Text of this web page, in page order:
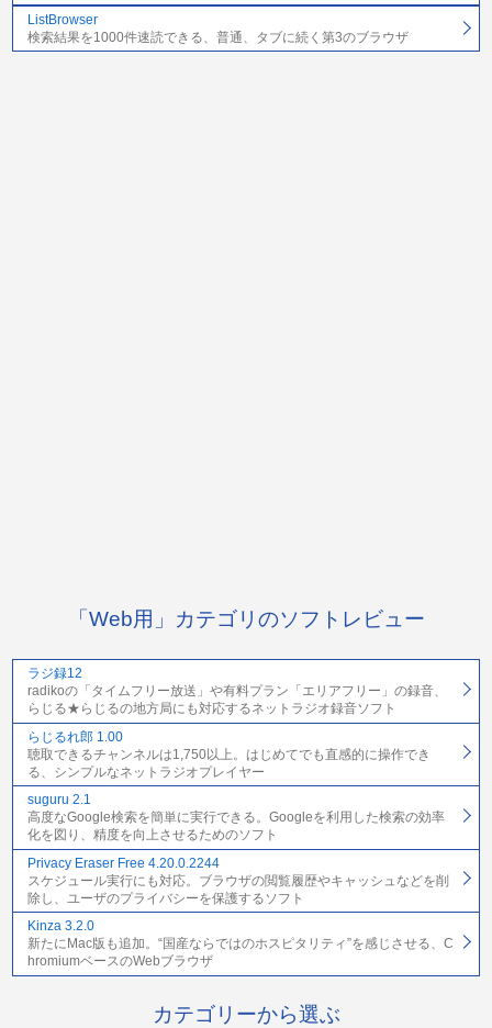
ListBrowser
検索結果を1000件速読できる、普通、タブに続く第3のブラウザ
「Web用」カテゴリのソフトレビュー
ラジ録12
radikoの「タイムフリー放送」や有料プラン「エリアフリー」の録音、
らじる★らじるの地方局にも対応するネットラジオ録音ソフト
らじるれ郎 1.00
聴取できるチャンネルは1,750以上。はじめてでも直感的に操作でき
る、シンプルなネットラジオプレイヤー
suguru 2.1
高度なGoogle検索を簡単に実行できる。Googleを利用した検索の効率
化を図り、精度を向上させるためのソフト
Privacy Eraser Free 4.20.0.2244
スケジュール実行にも対応。ブラウザの閲覧履歴やキャッシュなどを削
除し、ユーザのプライバシーを保護するソフト
Kinza 3.2.0
新たにMac版も追加。“国産ならではのホスピタリティ”を感じさせる、C
hromiumベースのWebブラウザ
カテゴリーから選ぶ